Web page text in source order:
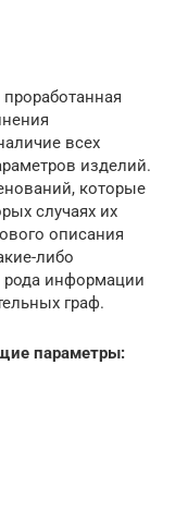
всех
изделий.
которые
случаях их
описания
либо
рода информации
граф.
параметры: